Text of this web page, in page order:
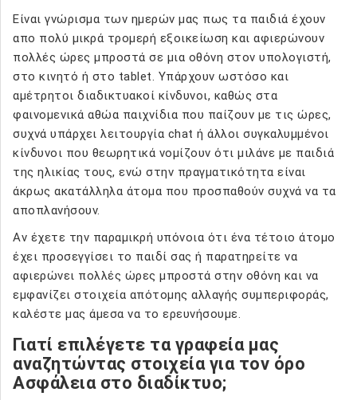
Είναι γνώρισμα των ημερών μας πως τα παιδιά έχουν
απο πολύ μικρά τρομερή εξοικείωση και αφιερώνουν
πολλές ώρες μπροστά σε μια οθόνη στον υπολογιστή,
στο κινητό ή στο tablet. Υπάρχουν ωστόσο και
αμέτρητοι διαδικτυακοί κίνδυνοι, καθώς στα
φαινομενικά αθώα παιχνίδια που παίζουν με τις ώρες,
συχνά υπάρχει λειτουργία chat ή άλλοι συγκαλυμμένοι
κίνδυνοι που θεωρητικά νομίζουν ότι μιλάνε με παιδιά
της ηλικίας τους, ενώ στην πραγματικότητα είναι
άκρως ακατάλληλα άτομα που προσπαθούν συχνά να τα
αποπλανήσουν.
Αν έχετε την παραμικρή υπόνοια ότι ένα τέτοιο άτομο
έχει προσεγγίσει το παιδί σας ή παρατηρείτε να
αφιερώνει πολλές ώρες μπροστά στην οθόνη και να
εμφανίζει στοιχεία απότομης αλλαγής συμπεριφοράς,
καλέστε μας άμεσα να το ερευνήσουμε.
Γιατί επιλέγετε τα γραφεία μας
αναζητώντας στοιχεία για τον όρο
Ασφάλεια στο διαδίκτυο;